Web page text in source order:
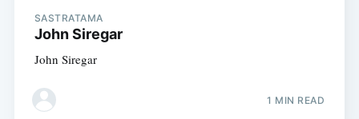
SASTRATAMA
John Siregar
John Siregar
1 MIN READ